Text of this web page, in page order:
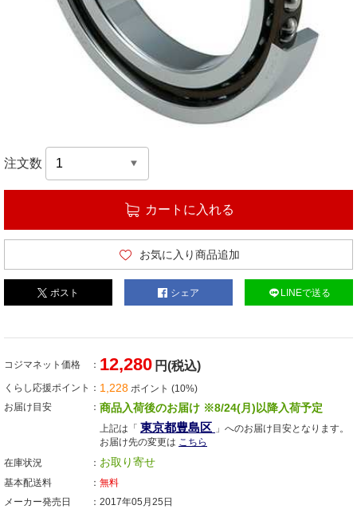
注文数
カートに入れる
お気に入り商品追加
ポスト シェア LINEで送る
コジマネット価格 12,280 円(税込)
くらし応援ポイント 1,228 ポイント (10%)
お届け目安
商品入荷後のお届け ※8/24(月)以降入荷予定
上記は「 東京都豊島区 」へのお届け目安となります。
お届け先の変更は こちら
在庫状況
お取り寄せ
基本配送料
無料
メーカー発売日
2017年05月25日